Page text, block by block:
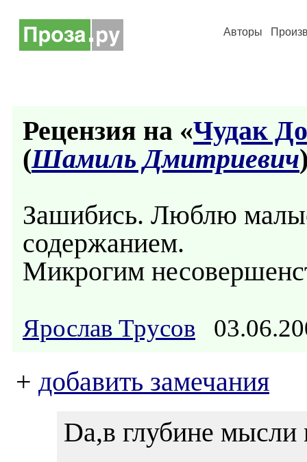
Авторы
Рецензия на «Чудак
(Шамиль Дмитриевич
Зашибись. Люблю
содержанием.
Микрогим
Ярослав Трусов
+ добавить замечания
Da,в глубине